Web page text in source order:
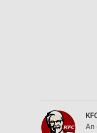
An
Verwendung genauer
Geräte anhand von